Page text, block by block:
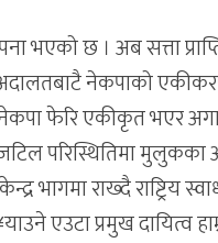
भएको छ । अब सत्ता
नेकपाको
फेरि एकीकृत भएर
परिस्थितिमा मुलुकका
केन्द्र भागमा राख्दै
एउटा प्रमुख दायित्व